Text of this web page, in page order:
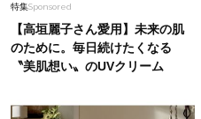
特集Sponsored
【高垣麗子さん愛用】未来の肌
のために。毎日続けたくなる
〝美肌想い〟のUVクリーム